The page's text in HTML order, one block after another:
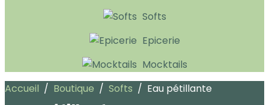
Softs
Epicerie
Mocktails
Accueil / Boutique / Softs / Eau pétillante